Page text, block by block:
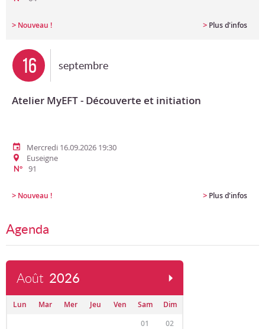
> Nouveau ! > Plus d'infos
16 septembre
Atelier MyEFT - Découverte et initiation
Mercredi 16.09.2026 19:30
Euseigne
N° 91
> Nouveau ! > Plus d'infos
Agenda
Août 2026
Lun Mar Mer Jeu Ven Sam
Dim
01
02